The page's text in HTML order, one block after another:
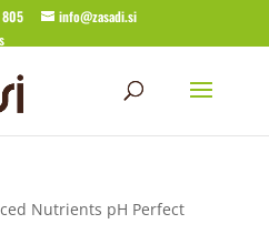
805
info@zasadi.si
Nutrients pH Perfect